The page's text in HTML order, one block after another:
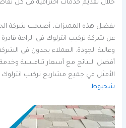
خلال تقديم خدمات احترافية في كل
بفضل هذه المميزات، أصبحت شركة
عن شركة تركيب انترلوك في الراحة
وعالية الجودة. العملاء يجدون في
أفضل النتائج مع أسعار تنافسية وخدمة
الأمثل في جميع مشاريع تركيب انترلوك
شخبوط